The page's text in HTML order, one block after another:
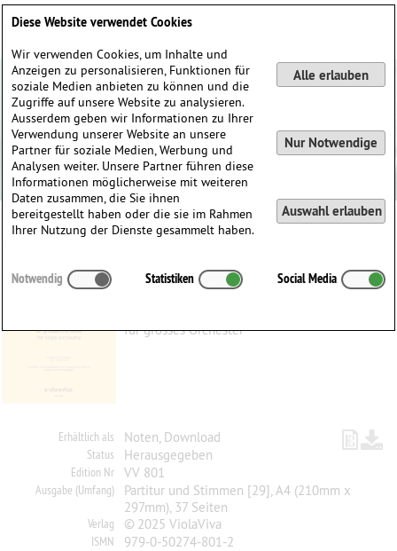
Also sprach Zarathustra! op. 30
für grosses Orchester
Erhältlich als Noten, Download
Status Herausgegeben
Edition Nr VV 801
Ausgabe (Umfang)
Partitur und Stimmen [29], A4 (210mm x
297mm), 37 Seiten
Verlag © 2025 ViolaViva
ISMN 979-0-50274-801-2
Diese Website verwendet Cookies
Wir verwenden Cookies, um Inhalte und
Anzeigen zu personalisieren, Funktionen für
soziale Medien anbieten zu können und die
Zugriffe auf unsere Website zu analysieren.
Ausserdem geben wir Informationen zu Ihrer
Verwendung unserer Website an unsere
Partner für soziale Medien, Werbung und
Analysen weiter. Unsere Partner führen diese
Informationen möglicherweise mit weiteren
Daten zusammen, die Sie ihnen
bereitgestellt haben oder die sie im Rahmen
Ihrer Nutzung der Dienste gesammelt haben.
Alle erlauben
Nur Notwendige
Auswahl erlauben
Notwendig Statistiken Social Media